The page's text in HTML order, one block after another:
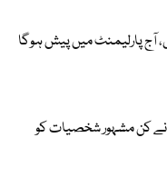
آج پارلیمنٹ میں پیش ہوگا
نے کن مشہور شخصیات کو